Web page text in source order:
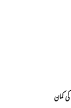
کمان